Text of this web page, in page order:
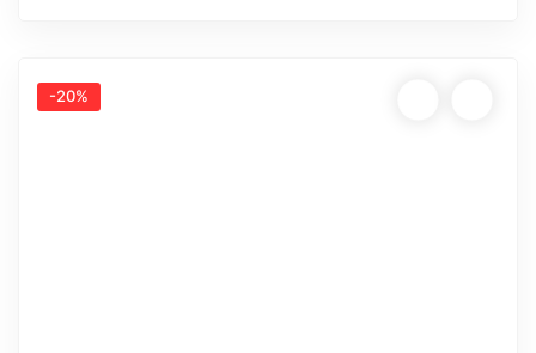
-20%